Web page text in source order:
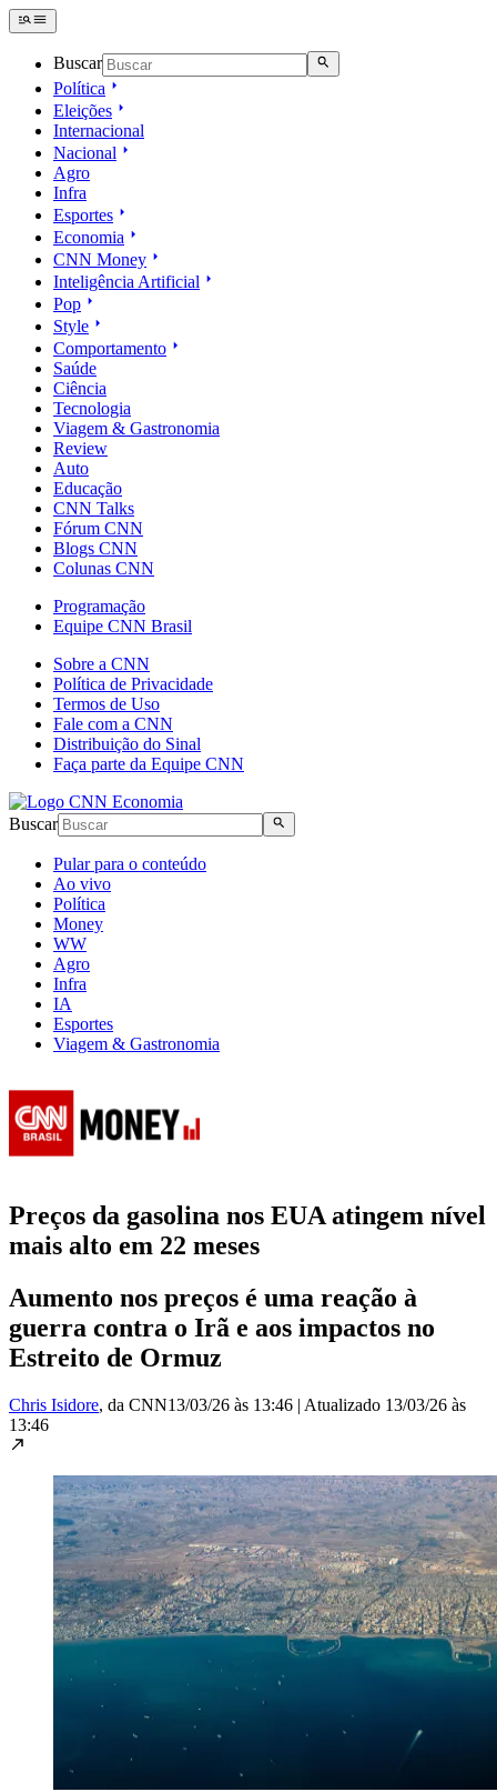
Buscar
Política
Eleições
Internacional
Nacional
Agro
Infra
Esportes
Economia
CNN Money
Inteligência Artificial
Pop
Style
Comportamento
Saúde
Ciência
Tecnologia
Viagem & Gastronomia
Review
Auto
Educação
CNN Talks
Fórum CNN
Blogs CNN
Colunas CNN
Programação
Equipe CNN Brasil
Sobre a CNN
Política de Privacidade
Termos de Uso
Fale com a CNN
Distribuição do Sinal
Faça parte da Equipe CNN
Buscar
Pular para o conteúdo
Ao vivo
Política
Money
WW
Agro
Infra
IA
Esportes
Viagem & Gastronomia
Preços da gasolina nos EUA atingem nível
mais alto em 22 meses
Aumento nos preços é uma reação à
guerra contra o Irã e aos impactos no
Estreito de Ormuz
Chris Isidore, da CNN13/03/26 às 13:46 | Atualizado 13/03/26 às
13:46